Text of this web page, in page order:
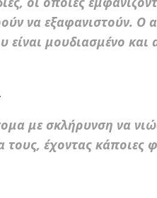
να εξαφανιστούν. Ο
είναι μουδιασμένο και
με σκλήρυνση να
τους, έχοντας κάποιες